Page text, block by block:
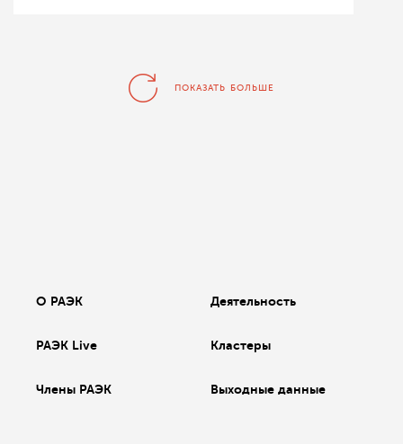
ПОКАЗАТЬ БОЛЬШЕ
О РАЭК Деятельность
РАЭК Live Кластеры
Члены РАЭК Выходные данные